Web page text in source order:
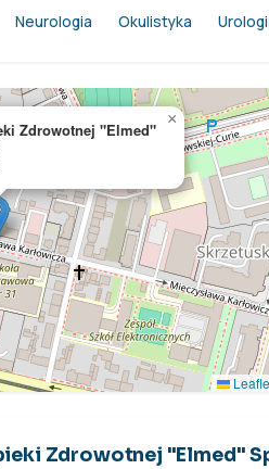
Neurologia Okulistyka
Zdrowotnej "Elmed"
×
Zdrowotnej "Elmed"